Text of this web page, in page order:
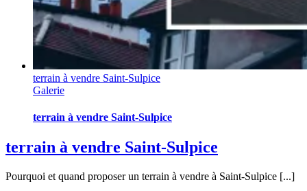
terrain à vendre Saint-Sulpice
Galerie
terrain à vendre Saint-Sulpice
terrain à vendre Saint-Sulpice
Pourquoi et quand proposer un terrain à vendre à Saint-Sulpice [...]